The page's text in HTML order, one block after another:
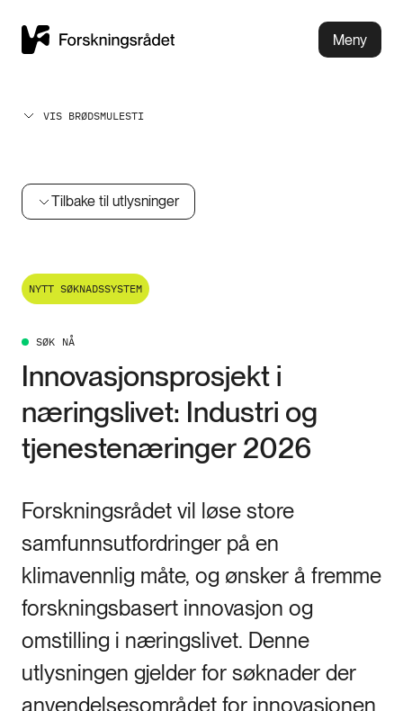
Meny
VIS BRØDSMULESTI
Tilbake til utlysninger
NYTT SØKNADSSYSTEM
SØK NÅ
Innovasjonsprosjekt i
næringslivet: Industri og
tjenestenæringer 2026
Forskningsrådet vil løse store
samfunnsutfordringer på en
klimavennlig måte, og ønsker å fremme
forskningsbasert innovasjon og
omstilling i næringslivet. Denne
utlysningen gjelder for søknader der
anvendelsesområdet for innovasjonen